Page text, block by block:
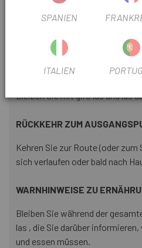
MOUNTAINBIKING-DYNAMIK
Distanz und Dauer.
GIRO GIRO
Bleiben Sie mit giro las und las
RÜCKKEHR ZUM
Kehren Sie zur Route (oder
sich verlaufen oder bald nach
WARNHINWEISE ZU
Bleiben Sie während der
las , die Sie darüber
und essen müssen.
SPANIEN
ITALIEN